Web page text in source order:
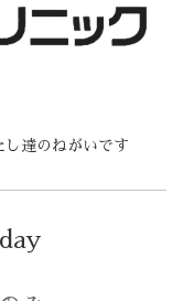
し達のねがいです